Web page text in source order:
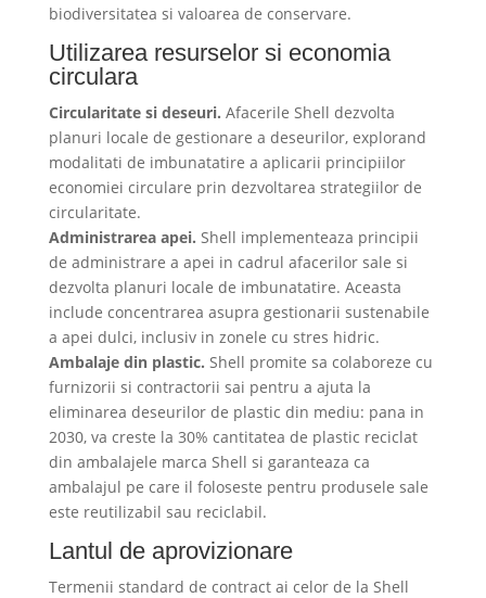
biodiversitatea si valoarea de conservare.
Utilizarea resurselor si economia
circulara
Circularitate si deseuri. Afacerile Shell dezvolta
planuri locale de gestionare a deseurilor, explorand
modalitati de imbunatatire a aplicarii principiilor
economiei circulare prin dezvoltarea strategiilor de
circularitate.
Administrarea apei. Shell implementeaza principii
de administrare a apei in cadrul afacerilor sale si
dezvolta planuri locale de imbunatatire. Aceasta
include concentrarea asupra gestionarii sustenabile
a apei dulci, inclusiv in zonele cu stres hidric.
Ambalaje din plastic. Shell promite sa colaboreze cu
furnizorii si contractorii sai pentru a ajuta la
eliminarea deseurilor de plastic din mediu: pana in
2030, va creste la 30% cantitatea de plastic reciclat
din ambalajele marca Shell si garanteaza ca
ambalajul pe care il foloseste pentru produsele sale
este reutilizabil sau reciclabil.
Lantul de aprovizionare
Termenii standard de contract ai celor de la Shell